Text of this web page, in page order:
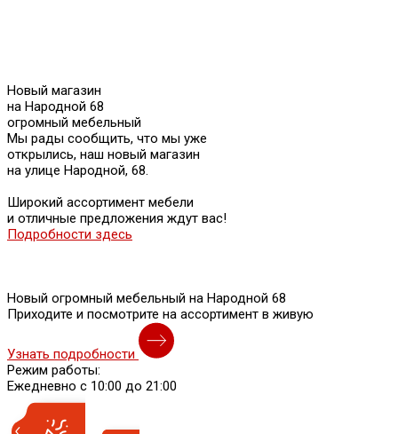
Новый магазин
на Народной 68
огромный мебельный
Мы рады сообщить, что мы уже
открылись, наш новый магазин
на улице Народной, 68.
Широкий ассортимент мебели
и отличные предложения ждут вас!
Подробности здесь
Новый огромный мебельный на Народной 68
Приходите и посмотрите на ассортимент в живую
Узнать подробности
Режим работы:
Ежедневно с 10:00 до 21:00